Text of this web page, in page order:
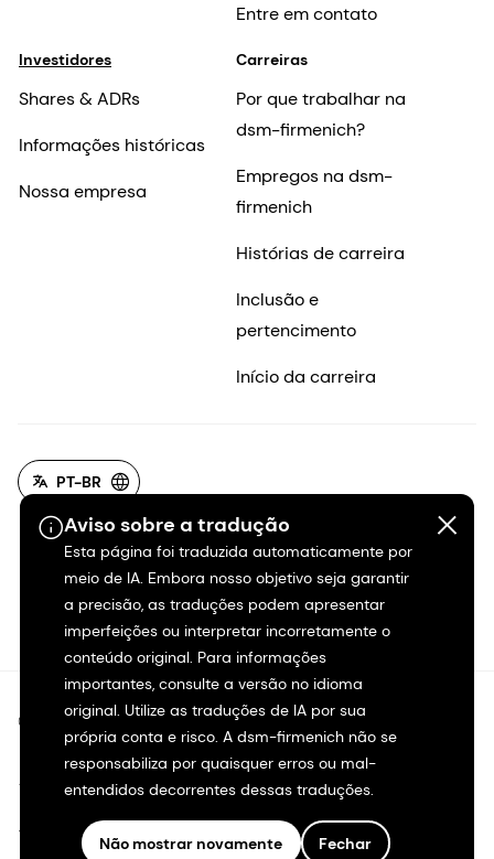
Aviso sobre a tradução
Esta página foi traduzida automaticamente por
meio de IA. Embora nosso objetivo seja garantir
a precisão, as traduções podem apresentar
imperfeições ou interpretar incorretamente o
conteúdo original. Para informações
importantes, consulte a versão no idioma
original. Utilize as traduções de IA por sua
própria conta e risco. A dsm-firmenich não se
responsabiliza por quaisquer erros ou mal-
entendidos decorrentes dessas traduções.
Não mostrar novamente Fechar
Entre em contato
Investidores
Shares & ADRs
Informações históricas
Nossa empresa
Carreiras
Por que trabalhar na
dsm-firmenich?
Empregos na dsm-
firmenich
Histórias de carreira
Inclusão e
pertencimento
Início da carreira
PT-BR
©2026 dsm-firmenich. Todos os direitos reservados.
Aviso de privacidade
Termos de uso